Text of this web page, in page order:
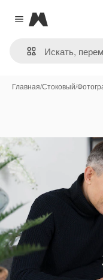
Close menu
Magnific
Главная/Стоковый/